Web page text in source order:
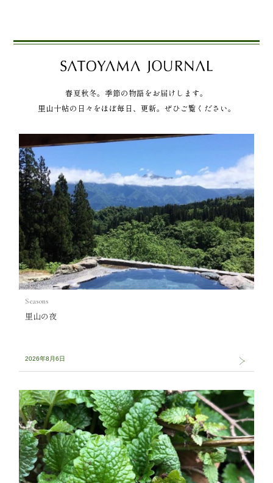
春夏秋冬。季節の物語をお届けします。
里山十帖の日々をほぼ毎日、更新。ぜひご覧ください。
Seasons
里山の夜
2026年8月6日